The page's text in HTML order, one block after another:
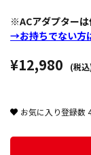
※ACアダプターは
→お持ちでない方
¥12,980 (税
お気に入り登録数